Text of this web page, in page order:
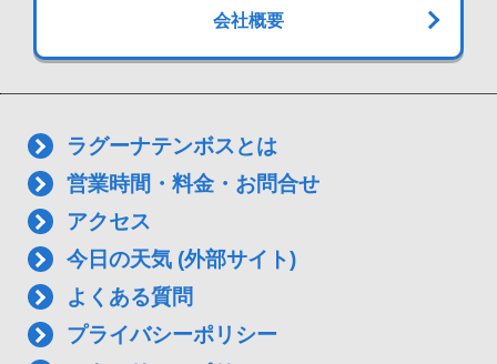
会社概要
ラグーナテンボスとは
営業時間・料金・お問合せ
アクセス
今日の天気 (外部サイト)
よくある質問
プライバシーポリシー